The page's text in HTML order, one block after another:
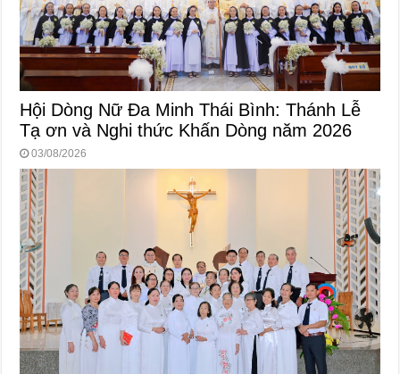
Hội Dòng Nữ Đa Minh Thái Bình: Thánh Lễ
Tạ ơn và Nghi thức Khấn Dòng năm 2026
03/08/2026